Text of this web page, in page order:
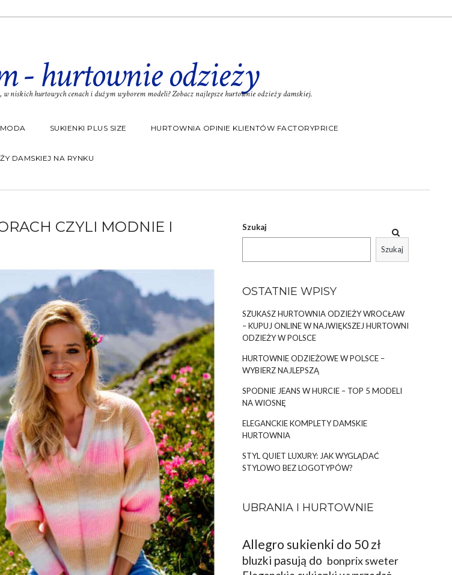
- hurtownie odzieży
niskich hurtowych cenach i dużym wyborem modeli? Zobacz najlepsze hurtownie odzieży damskiej.
MODA SUKIENKI PLUS SIZE HURTOWNIA OPINIE KLIENTÓW FACTORYPRICE
DAMSKIEJ NA RYNKU
CZYLI MODNIE I
Szukaj
Szukaj
OSTATNIE WPISY
SZUKASZ HURTOWNIA ODZIEŻY WROCŁAW
– KUPUJ ONLINE W NAJWIĘKSZEJ HURTOWNI
ODZIEŻY W POLSCE
HURTOWNIE ODZIEŻOWE W POLSCE –
WYBIERZ NAJLEPSZĄ
SPODNIE JEANS W HURCIE – TOP 5 MODELI
NA WIOSNĘ
ELEGANCKIE KOMPLETY DAMSKIE
HURTOWNIA
STYL QUIET LUXURY: JAK WYGLĄDAĆ
STYLOWO BEZ LOGOTYPÓW?
UBRANIA I HURTOWNIE
Allegro sukienki do 50 zł
bluzki pasują do bonprix sweter